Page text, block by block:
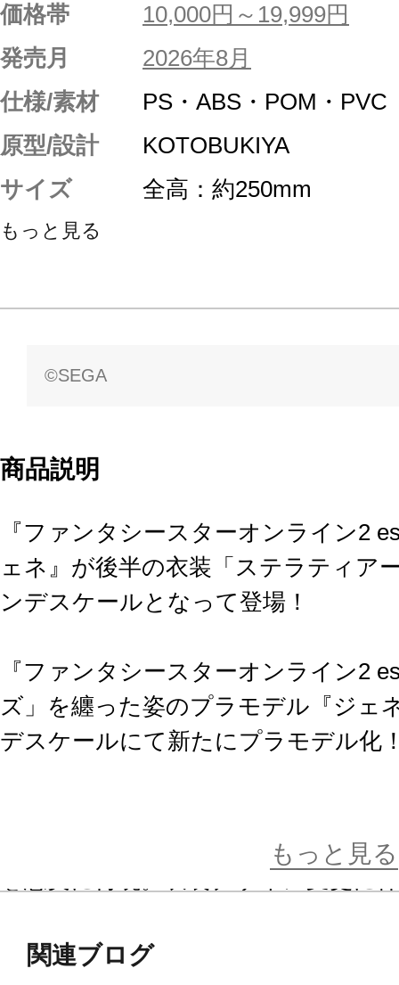
価格帯
10,000円～19,999円
発売月
2026年8月
仕様/素材
PS・ABS・POM・PVC
原型/設計
KOTOBUKIYA
サイズ
全高：約250mm
もっと見る
©SEGA
商品説明
『ファンタシースターオンライン2
ェネ』が後半の衣装「ステラティア
ンデスケールとなって登場！
『ファンタシースターオンライン2
ズ」を纏った姿のプラモデル『ジェ
デスケールにて新たにプラモデル化
等がより煽情的なデザインとなった
さらに、精緻なコトブキヤプラモデ
もっと見る
関連ブログ